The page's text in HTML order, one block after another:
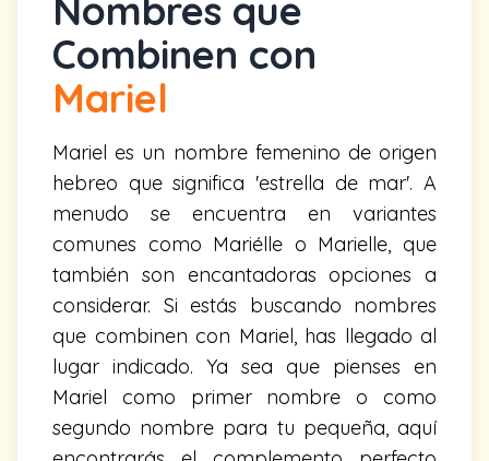
Nombres que
Combinen con
Mariel
Mariel es un nombre femenino de origen
hebreo que significa 'estrella de mar'. A
menudo se encuentra en variantes
comunes como Mariélle o Marielle, que
también son encantadoras opciones a
considerar. Si estás buscando nombres
que combinen con Mariel, has llegado al
lugar indicado. Ya sea que pienses en
Mariel como primer nombre o como
segundo nombre para tu pequeña, aquí